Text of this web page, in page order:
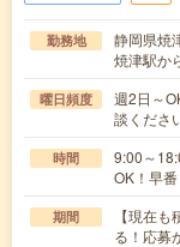
勤務地
静岡県焼
焼津駅か
曜日頻度
週2日～
談くださ
時間
9:00～
OK！早
期間
【現在
る！応募